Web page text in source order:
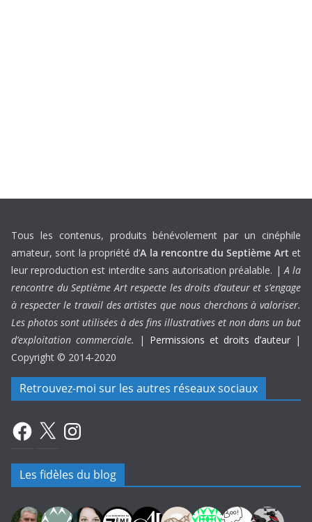
Tous les contenus, produits bénévolement par un cinéphile
amateur, sont la propriété d’A la rencontre du Septième Art et
leur reproduction est interdite sans autorisation préalable. |A la
rencontre du Septième Art respecte les droits d’auteur et s’engage
à respecter le travail des artistes que nous cherchons à valoriser.
Les photos sont utilisées à des fins illustratives et non dans un but
d’exploitation commerciale.
| Permissions et droits d’auteur |
Copyright © 2014-2020
Retrouvez-moi sur les autres réseaux sociaux
Facebook
X Instagram
Les fidèles du blog